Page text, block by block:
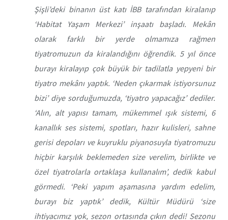
Şişli’deki binanın üst katı İBB tarafından kiralanıp
‘Habitat Yaşam Merkezi’ inşaatı başladı. Mekân
olarak farklı bir yerde olmamıza rağmen
tiyatromuzun da kiralandığını öğrendik. 5 yıl önce
burayı kiralayıp çok büyük bir tadilatla yepyeni bir
tiyatro mekânı yaptık. ‘Neden çıkarmak istiyorsunuz
bizi’ diye sorduğumuzda, ‘tiyatro yapacağız’ dediler.
‘Alın, alt yapısı tamam, mükemmel ışık sistemi, 6
kanallık ses sistemi, spotları, hazır kulisleri, sahne
gerisi depoları ve kuyruklu piyanosuyla tiyatromuzu
hiçbir karşılık beklemeden size verelim, birlikte ve
özel tiyatrolarla ortaklaşa kullanalım’, dedik kabul
görmedi. ‘Peki yapım aşamasına yardım edelim,
burayı biz yaptık’ dedik, Kültür Müdürü ‘size
ihtiyacımız yok, sezon ortasında çıkın dedi! Sezonu